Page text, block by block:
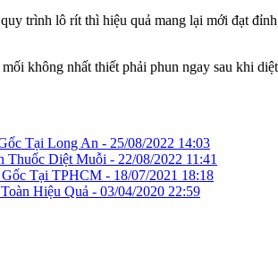
trình lô rít thì hiệu quả mang lại mới đạt
không nhất thiết phải phun ngay sau khi
Tại Long An - 25/08/2022 14:03
Thuốc Diệt Muỗi - 22/08/2022 11:41
Tại TPHCM - 18/07/2021 18:18
Hiệu Quả - 03/04/2020 22:59